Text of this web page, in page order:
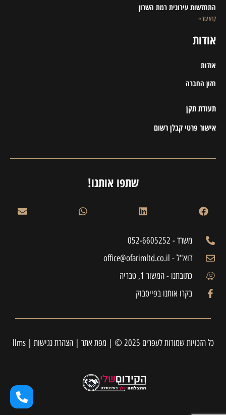
התחדשות עירונית רמת השרון
קרא עוד »
אודות
אודות
חזון החברה
תעודת תקן
אישור פרטי קבלן רשום
שתפו אותנו!
משרד - 052-6605252
דוא"ל - office@ofarimltd.co.il
כתובתנו - המשור 1, טבריה
בקרו אותנו בפייסבוק
כל הזכויות שמורות לעפרים 2025 © | מפת אתר |הצהרת נגישות |
llms